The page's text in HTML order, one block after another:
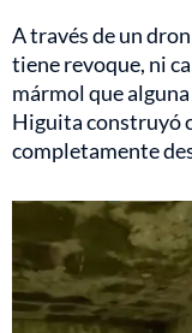
A través de un
tiene revoque, ni
mármol que
Higuita construyó
completamente